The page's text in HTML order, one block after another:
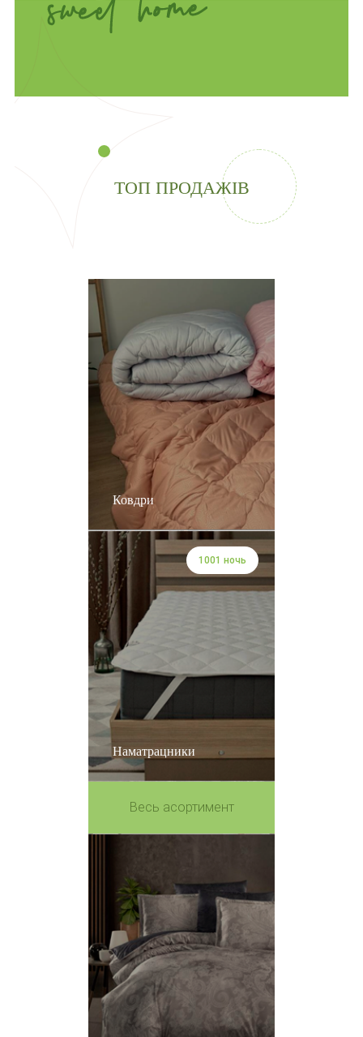
ТОП ПРОДАЖІВ
Ковдри
Наматрацники
1001 ночь
Весь асортимент